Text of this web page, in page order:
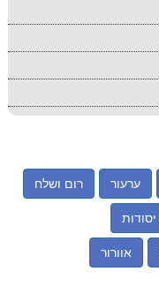
ערעור רום ושלח
יסודות
אוורור